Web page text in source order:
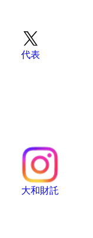
代表
大和財託